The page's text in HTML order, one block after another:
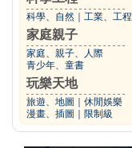
科學、自然 工業、工程
家庭親子
家庭、親子、人際
青少年、童書
玩樂天地
旅遊、地圖
休閒娛樂
漫畫、插圖
限制級